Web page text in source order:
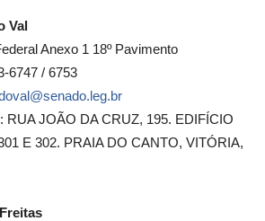
Val
Anexo 1 18º Pavimento
6747 / 6753
: RUA JOÃO DA CRUZ, 195. EDIFÍCIO
E 302. PRAIA DO CANTO, VITÓRIA,